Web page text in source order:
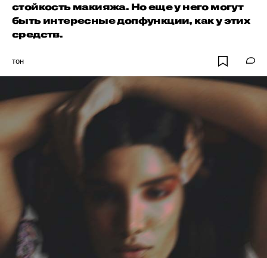
стойкость макияжа. Но еще у него могут
быть интересные допфункции, как у этих
средств.
тон